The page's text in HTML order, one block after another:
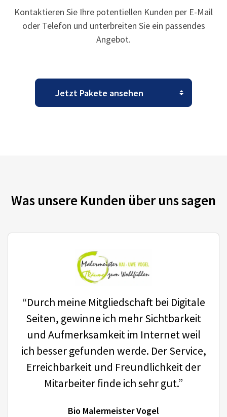
Kontaktieren Sie Ihre potentiellen Kunden per E-Mail
oder Telefon und unterbreiten Sie ein passendes
Angebot.
Was unsere Kunden über uns sagen
“Durch meine Mitgliedschaft bei Digitale
Seiten, gewinne ich mehr Sichtbarkeit
und Aufmerksamkeit im Internet weil
ich besser gefunden werde. Der Service,
Erreichbarkeit und Freundlichkeit der
Mitarbeiter finde ich sehr gut.”
Bio Malermeister Vogel